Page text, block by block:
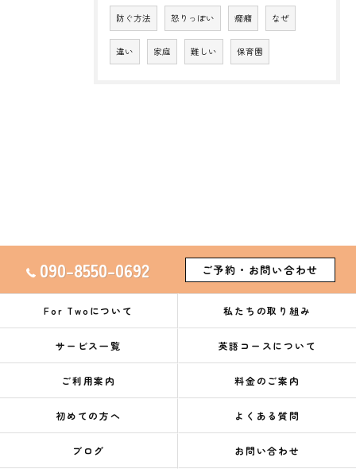
防ぐ方法 怒りっぽい 癇癪 なぜ
違い 家庭 難しい 保育園
090-8550-0692 ご予約・お問い合わせ
For Twoについて 私たちの取り組み
サービス一覧 英語コースについて
ご利用案内 料金のご案内
初めての方へ よくある質問
ブログ お問い合わせ